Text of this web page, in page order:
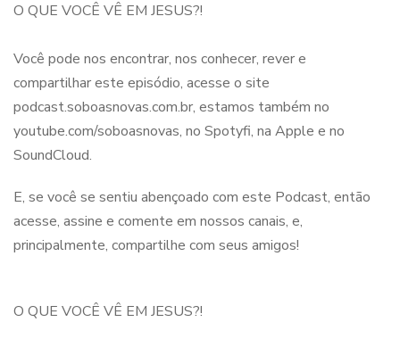
O QUE VOCÊ VÊ EM JESUS?!
Você pode nos encontrar, nos conhecer, rever e
compartilhar este episódio, acesse o site
podcast.soboasnovas.com.br, estamos também no
youtube.com/soboasnovas, no Spotyfi, na Apple e no
SoundCloud.
E, se você se sentiu abençoado com este Podcast, então
acesse, assine e comente em nossos canais, e,
principalmente, compartilhe com seus amigos!
O QUE VOCÊ VÊ EM JESUS?!